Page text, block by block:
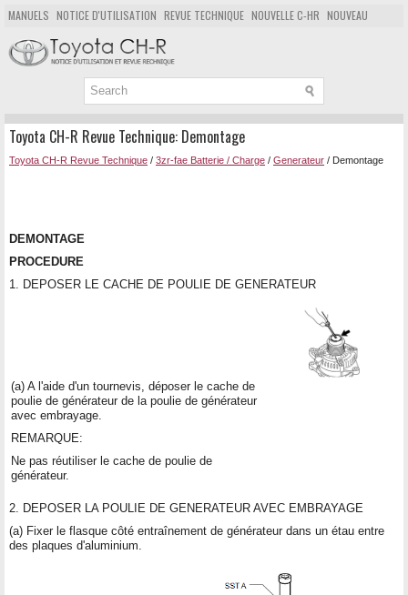
MANUELS NOTICE D'UTILISATION REVUE TECHNIQUE NOUVELLE C-HR NOUVEAU
POPULAIRE
PLAN DU SITE CHERCHER
Toyota CH-R Revue Technique: Demontage
Toyota CH-R Revue Technique / 3zr-fae Batterie / Charge / Generateur / Demontage
DEMONTAGE
PROCEDURE
1. DEPOSER LE CACHE DE POULIE DE GENERATEUR
(a) A l'aide d'un tournevis, déposer le cache de
poulie de générateur de la poulie de générateur
avec embrayage.
REMARQUE:
Ne pas réutiliser le cache de poulie de
générateur.
2. DEPOSER LA POULIE DE GENERATEUR AVEC EMBRAYAGE
(a) Fixer le flasque côté entraînement de générateur dans un étau entre
des plaques d'aluminium.